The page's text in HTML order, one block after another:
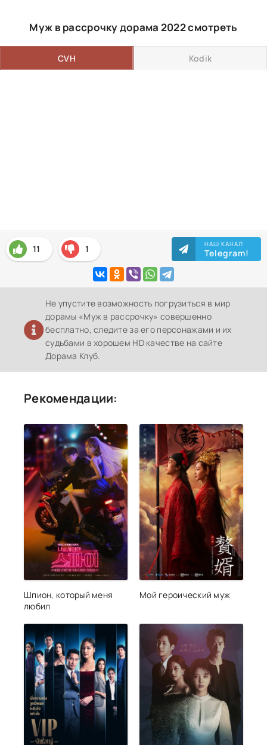
Муж в рассрочку дорама 2022 смотреть
CVH Kodik
11 1 НАШ КАНАЛ
Telegram!
Не упустите возможность погрузиться в мир
дорамы «Муж в рассрочку» совершенно
бесплатно, следите за его персонажами и их
судьбами в хорошем HD качестве на сайте
Дорама Клуб.
Рекомендации:
Шпион, который меня
любил
Мой героический муж